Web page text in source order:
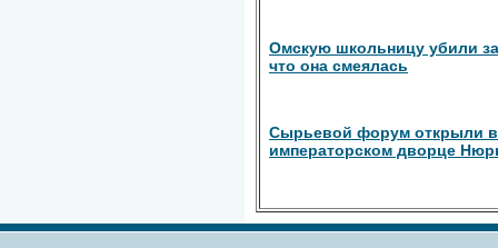
Омскую школьницу убили
что она смеялась
Сырьевой форум открыли в
императорском дворце